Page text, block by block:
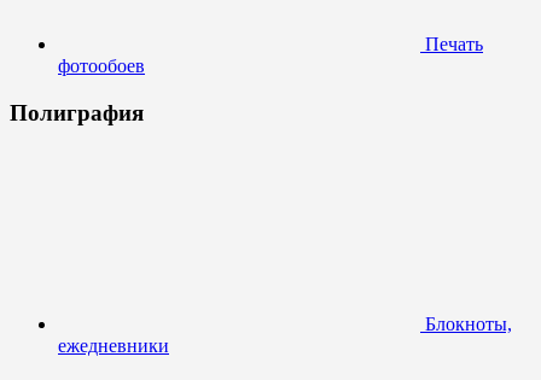
Печать
фотообоев
Полиграфия
Блокноты,
ежедневники